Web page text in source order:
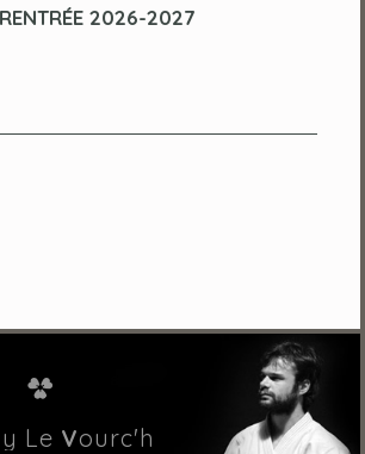
RENTRÉE 2026-2027
Le Vourc'h